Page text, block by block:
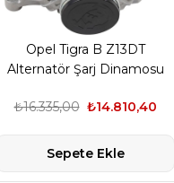
Opel Tigra B Z13DT
Alternatör Şarj Dinamosu
₺14.810,40
₺16.335,00
Sepete Ekle